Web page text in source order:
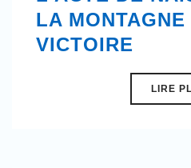
LA
VICTOIRE
LIRE